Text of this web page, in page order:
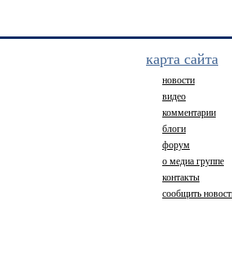
карта сайта
новости
видео
комментарии
блоги
форум
о медиа группе
контакты
сообщить